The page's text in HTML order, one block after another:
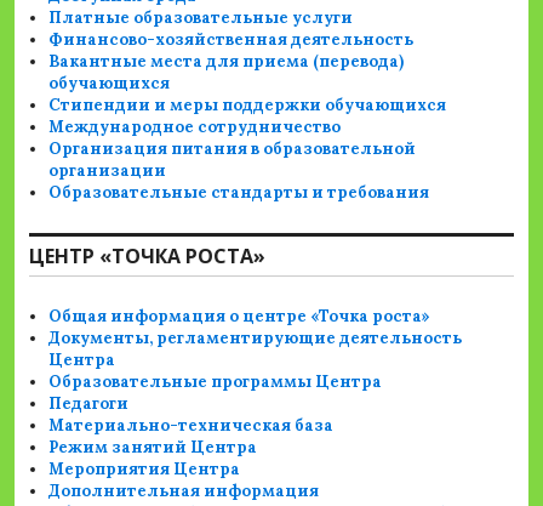
Платные образовательные услуги
Финансово-хозяйственная деятельность
Вакантные места для приема (перевода)
обучающихся
Стипендии и меры поддержки обучающихся
Международное сотрудничество
Организация питания в образовательной
организации
Образовательные стандарты и требования
ЦЕНТР «ТОЧКА РОСТА»
Общая информация о центре «Точка роста»
Документы, регламентирующие деятельность
Центра
Образовательные программы Центра
Педагоги
Материально-техническая база
Режим занятий Центра
Мероприятия Центра
Дополнительная информация